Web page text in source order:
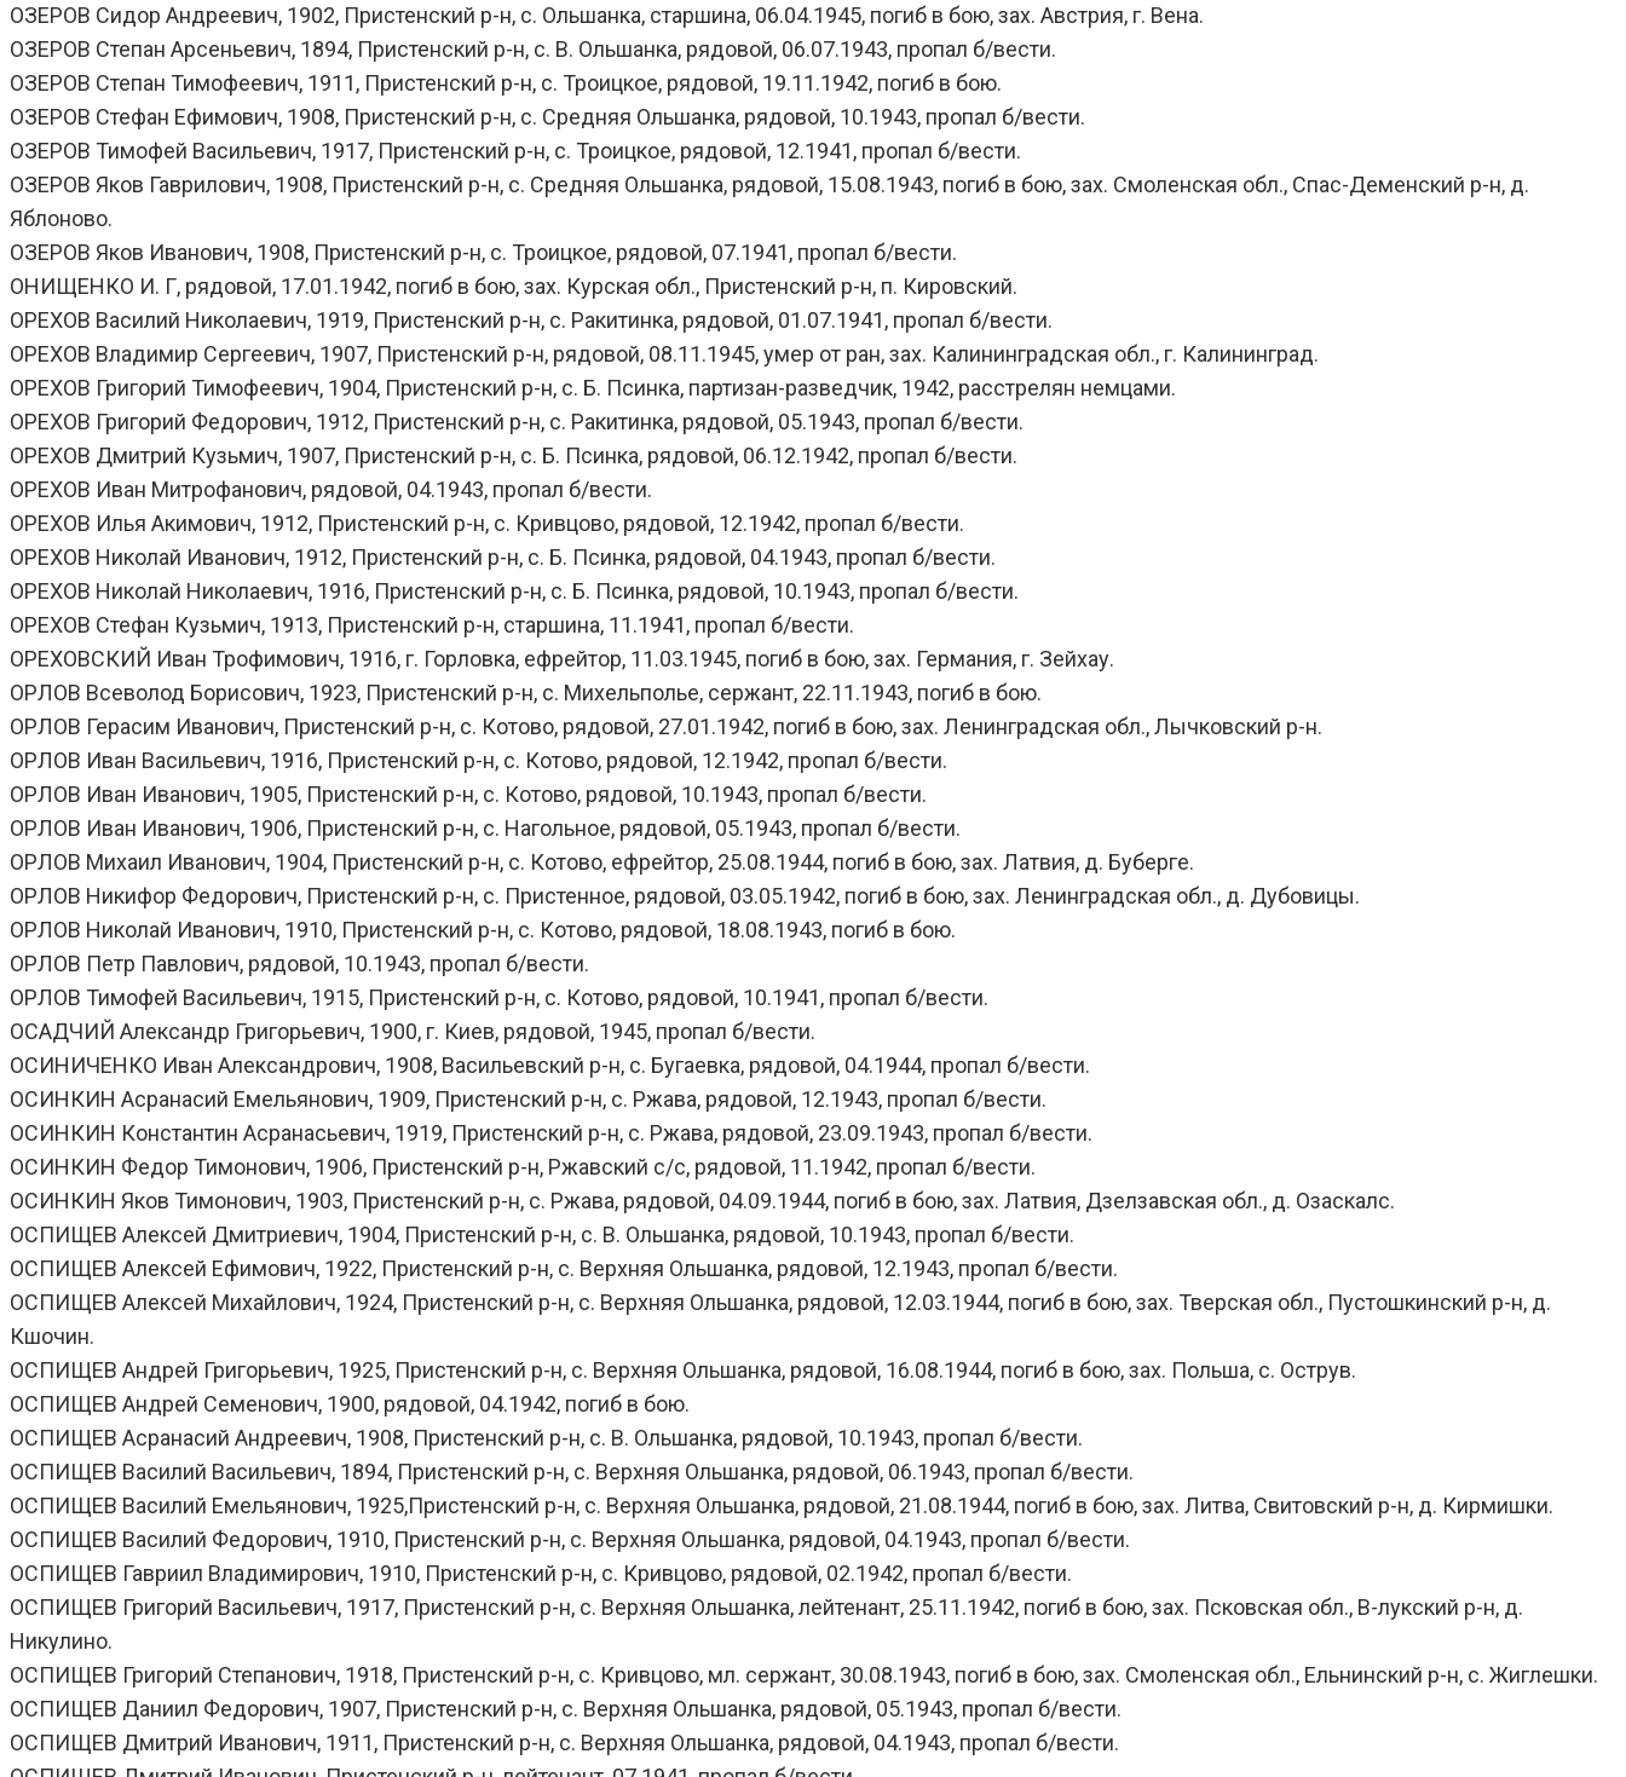
ОЗЕРОВ Сидор Андреевич, 1902, Пристенский р-н, с. Ольшанка, старшина, 06.04.1945, погиб в бою, зах. Австрия, г. Вена.
ОЗЕРОВ Степан Арсеньевич, 1894, Пристенский р-н, с. В. Ольшанка, рядовой, 06.07.1943, пропал б/вести.
ОЗЕРОВ Степан Тимофеевич, 1911, Пристенский р-н, с. Троицкое, рядовой, 19.11.1942, погиб в бою.
ОЗЕРОВ Стефан Ефимович, 1908, Пристенский р-н, с. Средняя Ольшанка, рядовой, 10.1943, пропал б/вести.
ОЗЕРОВ Тимофей Васильевич, 1917, Пристенский р-н, с. Троицкое, рядовой, 12.1941, пропал б/вести.
ОЗЕРОВ Яков Гаврилович, 1908, Пристенский р-н, с. Средняя Ольшанка, рядовой, 15.08.1943, погиб в бою, зах. Смоленская обл., Спас-Деменский р-н, д.
Яблоново.
ОЗЕРОВ Яков Иванович, 1908, Пристенский р-н, с. Троицкое, рядовой, 07.1941, пропал б/вести.
ОНИЩЕНКО И. Г, рядовой, 17.01.1942, погиб в бою, зах. Курская обл., Пристенский р-н, п. Кировский.
ОРЕХОВ Василий Николаевич, 1919, Пристенский р-н, с. Ракитинка, рядовой, 01.07.1941, пропал б/вести.
ОРЕХОВ Владимир Сергеевич, 1907, Пристенский р-н, рядовой, 08.11.1945, умер от ран, зах. Калининградская обл., г. Калининград.
ОРЕХОВ Григорий Тимофеевич, 1904, Пристенский р-н, с. Б. Псинка, партизан-разведчик, 1942, расстрелян немцами.
ОРЕХОВ Григорий Федорович, 1912, Пристенский р-н, с. Ракитинка, рядовой, 05.1943, пропал б/вести.
ОРЕХОВ Дмитрий Кузьмич, 1907, Пристенский р-н, с. Б. Псинка, рядовой, 06.12.1942, пропал б/вести.
ОРЕХОВ Иван Митрофанович, рядовой, 04.1943, пропал б/вести.
ОРЕХОВ Илья Акимович, 1912, Пристенский р-н, с. Кривцово, рядовой, 12.1942, пропал б/вести.
ОРЕХОВ Николай Иванович, 1912, Пристенский р-н, с. Б. Псинка, рядовой, 04.1943, пропал б/вести.
ОРЕХОВ Николай Николаевич, 1916, Пристенский р-н, с. Б. Псинка, рядовой, 10.1943, пропал б/вести.
ОРЕХОВ Стефан Кузьмич, 1913, Пристенский р-н, старшина, 11.1941, пропал б/вести.
ОРЕХОВСКИЙ Иван Трофимович, 1916, г. Горловка, ефрейтор, 11.03.1945, погиб в бою, зах. Германия, г. Зейхау.
ОРЛОВ Всеволод Борисович, 1923, Пристенский р-н, с. Михельполье, сержант, 22.11.1943, погиб в бою.
ОРЛОВ Герасим Иванович, Пристенский р-н, с. Котово, рядовой, 27.01.1942, погиб в бою, зах. Ленинградская обл., Лычковский р-н.
ОРЛОВ Иван Васильевич, 1916, Пристенский р-н, с. Котово, рядовой, 12.1942, пропал б/вести.
ОРЛОВ Иван Иванович, 1905, Пристенский р-н, с. Котово, рядовой, 10.1943, пропал б/вести.
ОРЛОВ Иван Иванович, 1906, Пристенский р-н, с. Нагольное, рядовой, 05.1943, пропал б/вести.
ОРЛОВ Михаил Иванович, 1904, Пристенский р-н, с. Котово, ефрейтор, 25.08.1944, погиб в бою, зах. Латвия, д. Буберге.
ОРЛОВ Никифор Федорович, Пристенский р-н, с. Пристенное, рядовой, 03.05.1942, погиб в бою, зах. Ленинградская обл., д. Дубовицы.
ОРЛОВ Николай Иванович, 1910, Пристенский р-н, с. Котово, рядовой, 18.08.1943, погиб в бою.
ОРЛОВ Петр Павлович, рядовой, 10.1943, пропал б/вести.
ОРЛОВ Тимофей Васильевич, 1915, Пристенский р-н, с. Котово, рядовой, 10.1941, пропал б/вести.
ОСАДЧИЙ Александр Григорьевич, 1900, г. Киев, рядовой, 1945, пропал б/вести.
ОСИНИЧЕНКО Иван Александрович, 1908, Васильевский р-н, с. Бугаевка, рядовой, 04.1944, пропал б/вести.
ОСИНКИН Асранасий Емельянович, 1909, Пристенский р-н, с. Ржава, рядовой, 12.1943, пропал б/вести.
ОСИНКИН Константин Асранасьевич, 1919, Пристенский р-н, с. Ржава, рядовой, 23.09.1943, пропал б/вести.
ОСИНКИН Федор Тимонович, 1906, Пристенский р-н, Ржавский с/с, рядовой, 11.1942, пропал б/вести.
ОСИНКИН Яков Тимонович, 1903, Пристенский р-н, с. Ржава, рядовой, 04.09.1944, погиб в бою, зах. Латвия, Дзелзавская обл., д. Озаскалс.
ОСПИЩЕВ Алексей Дмитриевич, 1904, Пристенский р-н, с. В. Ольшанка, рядовой, 10.1943, пропал б/вести.
ОСПИЩЕВ Алексей Ефимович, 1922, Пристенский р-н, с. Верхняя Ольшанка, рядовой, 12.1943, пропал б/вести.
ОСПИЩЕВ Алексей Михайлович, 1924, Пристенский р-н, с. Верхняя Ольшанка, рядовой, 12.03.1944, погиб в бою, зах. Тверская обл., Пустошкинский р-н, д.
Кшочин.
ОСПИЩЕВ Андрей Григорьевич, 1925, Пристенский р-н, с. Верхняя Ольшанка, рядовой, 16.08.1944, погиб в бою, зах. Польша, с. Острув.
ОСПИЩЕВ Андрей Семенович, 1900, рядовой, 04.1942, погиб в бою.
ОСПИЩЕВ Асранасий Андреевич, 1908, Пристенский р-н, с. В. Ольшанка, рядовой, 10.1943, пропал б/вести.
ОСПИЩЕВ Василий Васильевич, 1894, Пристенский р-н, с. Верхняя Ольшанка, рядовой, 06.1943, пропал б/вести.
ОСПИЩЕВ Василий Емельянович, 1925,Пристенский р-н, с. Верхняя Ольшанка, рядовой, 21.08.1944, погиб в бою, зах. Литва, Свитовский р-н, д. Кирмишки.
ОСПИЩЕВ Василий Федорович, 1910, Пристенский р-н, с. Верхняя Ольшанка, рядовой, 04.1943, пропал б/вести.
ОСПИЩЕВ Гавриил Владимирович, 1910, Пристенский р-н, с. Кривцово, рядовой, 02.1942, пропал б/вести.
ОСПИЩЕВ Григорий Васильевич, 1917, Пристенский р-н, с. Верхняя Ольшанка, лейтенант, 25.11.1942, погиб в бою, зах. Псковская обл., В-лукский р-н, д.
Никулино.
ОСПИЩЕВ Григорий Степанович, 1918, Пристенский р-н, с. Кривцово, мл. сержант, 30.08.1943, погиб в бою, зах. Смоленская обл., Ельнинский р-н, с. Жиглешки.
ОСПИЩЕВ Даниил Федорович, 1907, Пристенский р-н, с. Верхняя Ольшанка, рядовой, 05.1943, пропал б/вести.
ОСПИЩЕВ Дмитрий Иванович, 1911, Пристенский р-н, с. Верхняя Ольшанка, рядовой, 04.1943, пропал б/вести.